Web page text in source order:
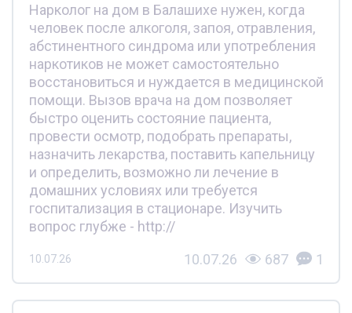
Нарколог на дом в Балашихе нужен, когда
человек после алкоголя, запоя, отравления,
абстинентного синдрома или употребления
наркотиков не может самостоятельно
восстановиться и нуждается в медицинской
помощи. Вызов врача на дом позволяет
быстро оценить состояние пациента,
провести осмотр, подобрать препараты,
назначить лекарства, поставить капельницу
и определить, возможно ли лечение в
домашних условиях или требуется
госпитализация в стационаре. Изучить
вопрос глубже - http://
10.07.26 10.07.26 687 1